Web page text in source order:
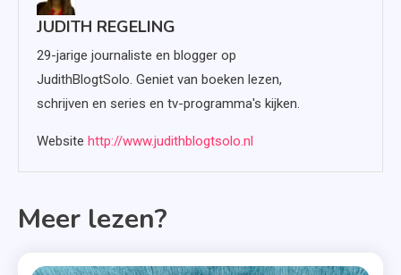
JUDITH REGELING
29-jarige journaliste en blogger op
JudithBlogtSolo. Geniet van boeken lezen,
schrijven en series en tv-programma's kijken.
Website http://www.judithblogtsolo.nl
Meer lezen?